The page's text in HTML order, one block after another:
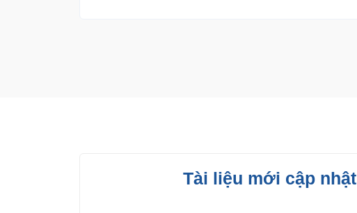
Tài liệu mới cập nhật